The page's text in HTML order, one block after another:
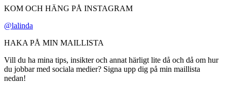
KOM OCH HÄNG PÅ INSTAGRAM
@lalinda
HAKA PÅ MIN MAILLISTA
Vill du ha mina tips, insikter och annat härligt lite då och då om hur
du jobbar med sociala medier? Signa upp dig på min maillista
nedan!